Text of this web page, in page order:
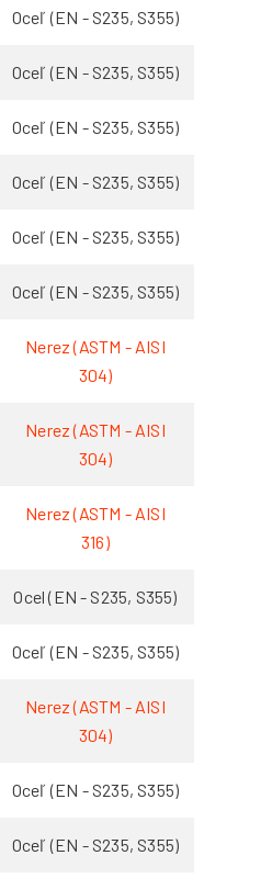
Oceľ (EN - S235, S355)
Oceľ (EN - S235, S355)
Oceľ (EN - S235, S355)
Oceľ (EN - S235, S355)
Oceľ (EN - S235, S355)
Oceľ (EN - S235, S355)
Nerez (ASTM - AISI
304)
Nerez (ASTM - AISI
304)
Nerez (ASTM - AISI
316)
Ocel (EN - S235, S355)
Oceľ (EN - S235, S355)
Nerez (ASTM - AISI
304)
Oceľ (EN - S235, S355)
Oceľ (EN - S235, S355)